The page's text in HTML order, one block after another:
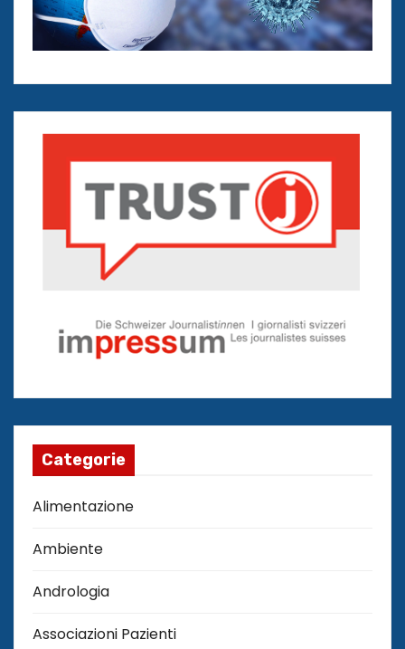
Categorie
Alimentazione
Ambiente
Andrologia
Associazioni Pazienti